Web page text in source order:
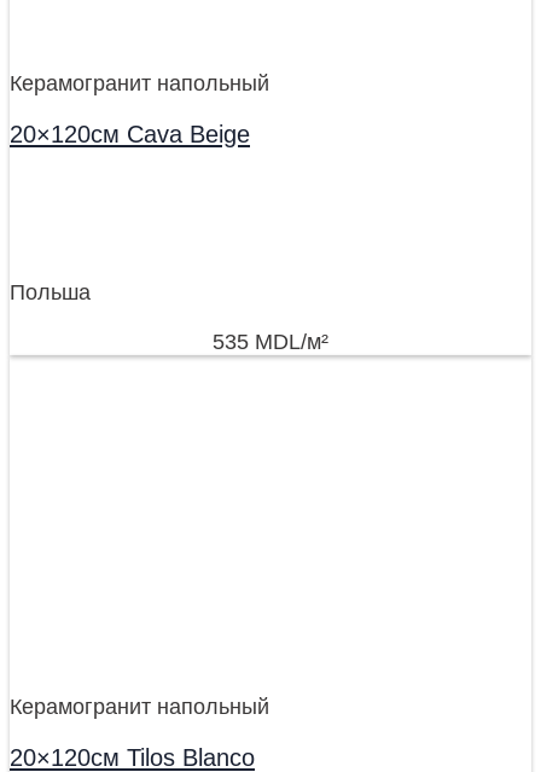
Керамогранит напольный
20×120см Cava Beige
Польша
535 MDL/м²
Керамогранит напольный
20×120см Tilos Blanco